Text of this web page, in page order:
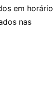
em horário
nas